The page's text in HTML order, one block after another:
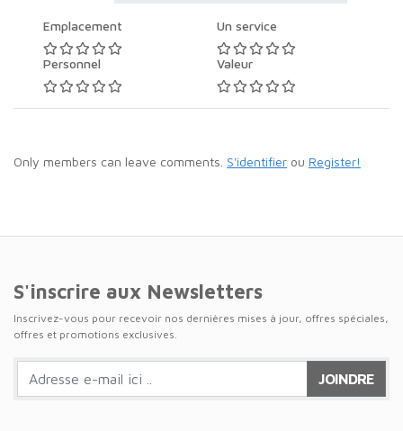
Emplacement Un service
Personnel Valeur
Only members can leave comments. S'identifier ou Register!
S'inscrire aux Newsletters
Inscrivez-vous pour recevoir nos dernières mises à jour, offres spéciales,
offres et promotions exclusives.
JOINDRE